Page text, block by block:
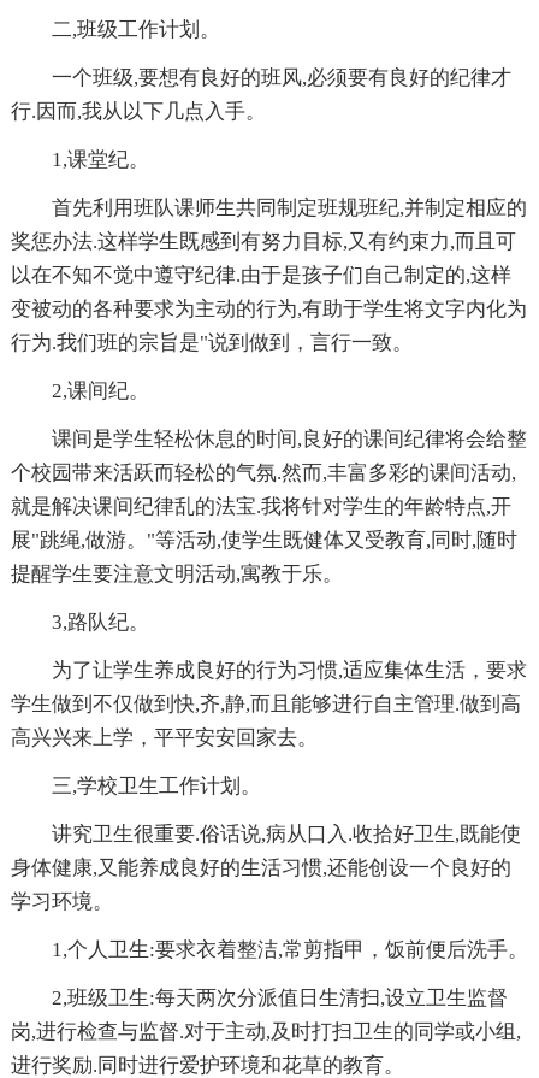
二,班级工作计划。
一个班级,要想有良好的班风,必须要有良好的纪律才
行.因而,我从以下几点入手。
1,课堂纪。
首先利用班队课师生共同制定班规班纪,并制定相应的
奖惩办法.这样学生既感到有努力目标,又有约束力,而且可
以在不知不觉中遵守纪律.由于是孩子们自己制定的,这样
变被动的各种要求为主动的行为,有助于学生将文字内化为
行为.我们班的宗旨是"说到做到，言行一致。
2,课间纪。
课间是学生轻松休息的时间,良好的课间纪律将会给整
个校园带来活跃而轻松的气氛.然而,丰富多彩的课间活动,
就是解决课间纪律乱的法宝.我将针对学生的年龄特点,开
展"跳绳,做游。"等活动,使学生既健体又受教育,同时,随时
提醒学生要注意文明活动,寓教于乐。
3,路队纪。
为了让学生养成良好的行为习惯,适应集体生活，要求
学生做到不仅做到快,齐,静,而且能够进行自主管理.做到高
高兴兴来上学，平平安安回家去。
三,学校卫生工作计划。
讲究卫生很重要.俗话说,病从口入.收拾好卫生,既能使
身体健康,又能养成良好的生活习惯,还能创设一个良好的
学习环境。
1,个人卫生:要求衣着整洁,常剪指甲，饭前便后洗手。
2,班级卫生:每天两次分派值日生清扫,设立卫生监督
岗,进行检查与监督.对于主动,及时打扫卫生的同学或小组,
进行奖励.同时进行爱护环境和花草的教育。